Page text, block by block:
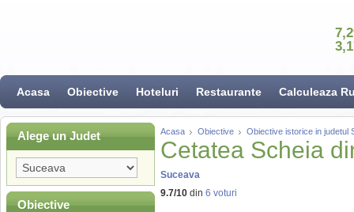
Acasa Obiective Hoteluri Restaurante Calculeaza
Alege un Judet
Obiective
Acasa Obiective Obiective istorice in judetul
Cetatea Scheia
Suceava
9.7/10 din 6 voturi